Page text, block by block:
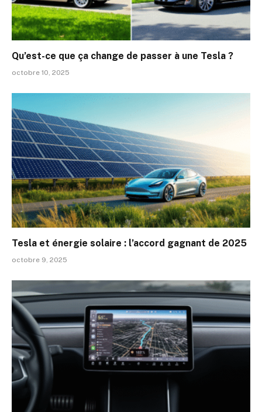
Qu’est-ce que ça change de passer à une Tesla ?
octobre 10, 2025
Tesla et énergie solaire : l’accord gagnant de 2025
octobre 9, 2025